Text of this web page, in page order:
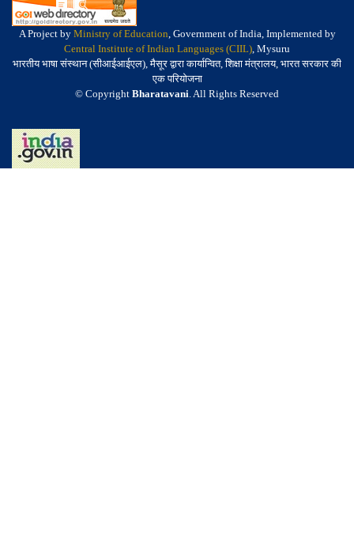
A Project by Ministry of Education, Government of India, Implemented by
Central Institute of Indian Languages (CIIL), Mysuru
भारतीय भाषा संस्थान (सीआईआईएल), मैसूर द्वारा कार्यान्वित, शिक्षा मंत्रालय, भारत सरकार की
एक परियोजना
© Copyright Bharatavani. All Rights Reserved